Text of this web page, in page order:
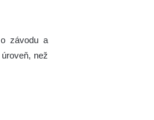
závodu a
než